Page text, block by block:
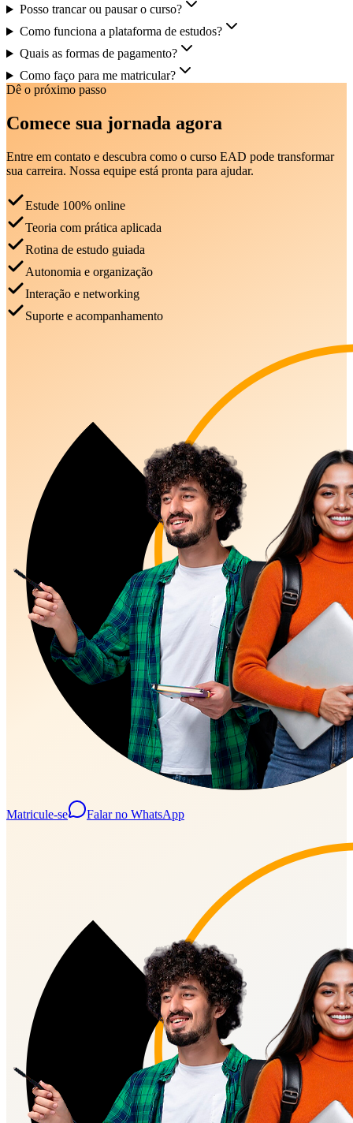
Posso trancar ou pausar o curso?
Como funciona a plataforma de estudos?
Quais as formas de pagamento?
Como faço para me matricular?
Dê o próximo passo
Comece sua jornada agora
Entre em contato e descubra como o curso EAD pode transformar
sua carreira. Nossa equipe está pronta para ajudar.
Estude 100% online
Teoria com prática aplicada
Rotina de estudo guiada
Autonomia e organização
Interação e networking
Suporte e acompanhamento
Matricule-se Falar no WhatsApp